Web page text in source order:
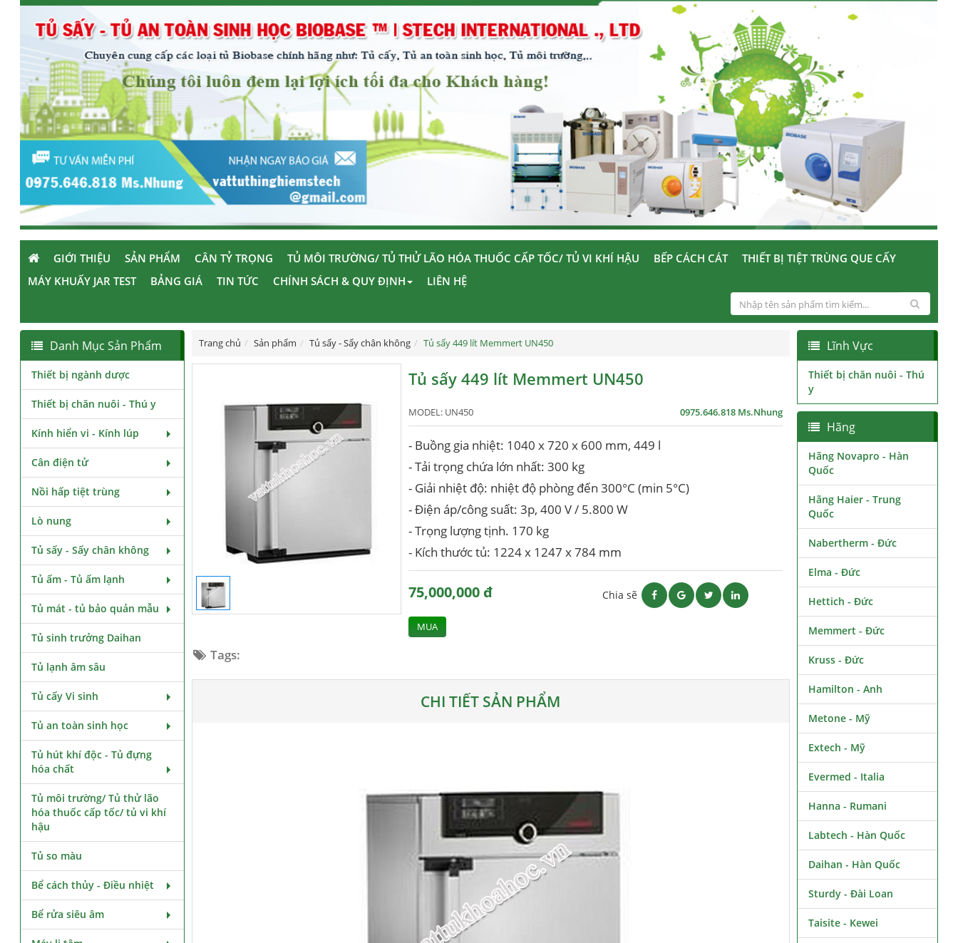
GIỚI THIỆU SẢN PHẨM CÂN TỶ TRỌNG TỦ MÔI TRƯỜNG/ TỦ THỬ LÃO HÓA THUỐC CẤP TỐC/ TỦ VI KHÍ HẬU BẾP CÁCH CÁT
THIẾT BỊ TIỆT TRÙNG QUE CẤY
MÁY KHUẤY JAR TEST
BẢNG GIÁ TIN TỨC CHÍNH SÁCH & QUY ĐỊNH LIÊN HỆ
Trang chủ Sản phẩm Tủ sấy - Sấy chân không Tủ sấy 449 lít Memmert UN450
Tủ sấy 449 lít Memmert UN450
MODEL: UN450 0975.646.818 Ms.Nhung
- Buồng gia nhiệt: 1040 x 720 x 600 mm, 449 l
- Tải trọng chứa lớn nhất: 300 kg
- Giải nhiệt độ: nhiệt độ phòng đến 300°C (min 5°C)
- Điện áp/công suất: 3p, 400 V / 5.800 W
- Trọng lượng tịnh. 170 kg
- Kích thước tủ: 1224 x 1247 x 784 mm
75,000,000 đ
MUA
Chia sẽ
Tags:
CHI TIẾT SẢN PHẨM
Danh Mục Sản Phẩm
Thiết bị ngành dược
Thiết bị chăn nuôi - Thú y
Kính hiển vi - Kính lúp
Cân điện tử
Nồi hấp tiệt trùng
Lò nung
Tủ sấy - Sấy chân không
Tủ ấm - Tủ ấm lạnh
Tủ mát - tủ bảo quản mẫu
Tủ sinh trưởng Daihan
Tủ lạnh âm sâu
Tủ cấy Vi sinh
Tủ an toàn sinh học
Tủ hút khí độc - Tủ đựng
hóa chất
Tủ môi trường/ Tủ thử lão
hóa thuốc cấp tốc/ tủ vi khí
hậu
Tủ so màu
Bể cách thủy - Điều nhiệt
Bể rửa siêu âm
Lĩnh Vực
Thiết bị chăn nuôi - Thú
y
Hãng
Hãng Novapro - Hàn
Quốc
Hãng Haier - Trung
Quốc
Nabertherm - Đức
Elma - Đức
Hettich - Đức
Memmert - Đức
Kruss - Đức
Hamilton - Anh
Metone - Mỹ
Extech - Mỹ
Evermed - Italia
Hanna - Rumani
Labtech - Hàn Quốc
Daihan - Hàn Quốc
Sturdy - Đài Loan
Taisite - Kewei